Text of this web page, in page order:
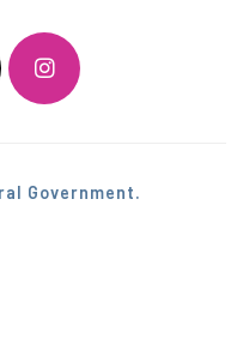
Government.